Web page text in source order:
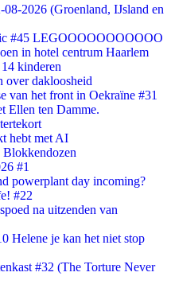
2026 (Groenland, IJsland en
#45 LEGOOOOOOOOOOO
in hotel centrum Haarlem
kinderen
over dakloosheid
van het front in Oekraïne #31
Ellen ten Damme.
hebt met AI
#1
powerplant day incoming?
#22
na uitzenden van
Helene je kan het niet stop
#32 (The Torture Never